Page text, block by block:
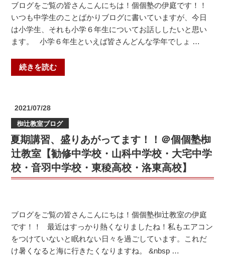
高
校・
日
吉
ヶ
丘
鴨
沂
高
校・
桂
高
校・
高
校】”
の
個
塾
山
科
ブ
ロ
グ
（音
羽
中・
安
中・
花
山
中・
ブログをご覧の皆さんこんにちは！個個塾の伊庭です！！
いつも中学生のことばかりブログに書いていますが、今日
は小学生、それも小学６年生についてお話ししたいと思い
ます。 小学６年生といえば皆さんどんな学年でしょ …
“小
学
対
象
中
学
準
座
を
実
施
続きを読む
投
日:
2021/07/28
椥辻教室ブログ
夏期講習、盛りあがってます！！＠個個塾椥
辻教室【勧修中学校・山科中学校・大宅中学
校・音羽中学校・東稜高校・洛東高校】
ブログをご覧の皆さんこんにちは！個個塾椥辻教室の伊庭
です！！ 最近はすっかり熱くなりましたね！私もエアコン
をつけていないと眠れない日々を過ごしています。これだ
け暑くなると海に行きたくなりますね。 &nbsp …